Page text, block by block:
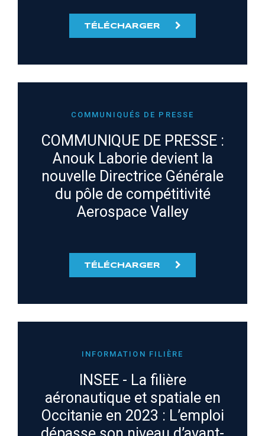
TÉLÉCHARGER
COMMUNIQUÉS DE PRESSE
COMMUNIQUE DE PRESSE :
Anouk Laborie devient la
nouvelle Directrice Générale
du pôle de compétitivité
Aerospace Valley
TÉLÉCHARGER
INFORMATION FILIÈRE
INSEE - La filière
aéronautique et spatiale en
Occitanie en 2023 : L’emploi